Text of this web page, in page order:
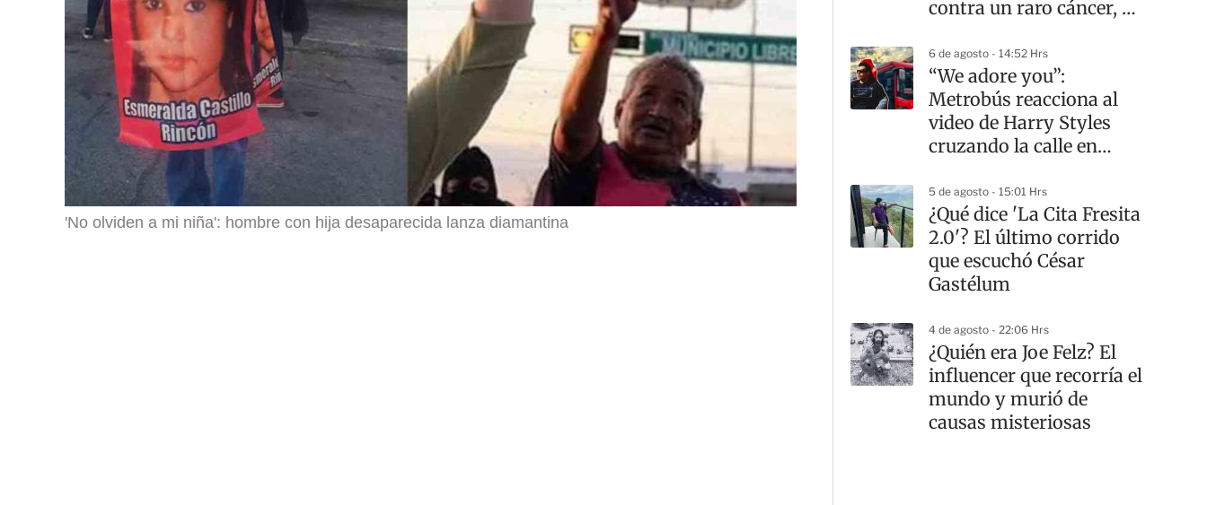
'No olviden a mi niña': hombre con hija desaparecida lanza diamantina
contra un raro cáncer, a
6 de agosto - 14:52 Hrs
“We adore you”:
Metrobús reacciona al
video de Harry Styles
cruzando la calle en
5 de agosto - 15:01 Hrs
¿Qué dice 'La Cita Fresita
2.0'? El último corrido
que escuchó César
Gastélum
4 de agosto - 22:06 Hrs
¿Quién era Joe Felz? El
influencer que recorría el
mundo y murió de
causas misteriosas